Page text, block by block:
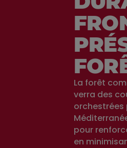
La forêt
verra des
orchestrées
pour
en